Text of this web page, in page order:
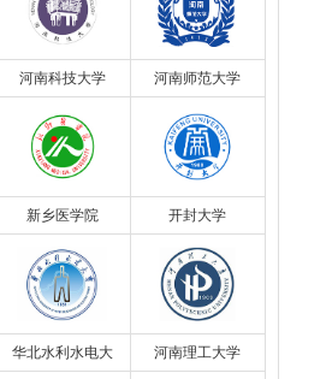
河南科技大学 河南师范大学
新乡医学院 开封大学
华北水利水电大 河南理工大学